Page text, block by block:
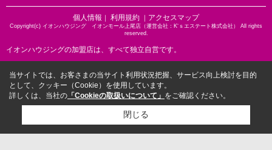
個人情報 ｜ 利用規約 ｜ アクセスマップ
Copyright(c) イオンハウジング イオンモール上尾店（運営会社：K‘ｓエステート株式会社） All rights
reserved.
イオンハウジングの加盟店は、すべて独立自営です。
当サイトでは、お客さまの当サイト利用状況把握、サービス向上検討を目的
として、クッキー（Cookie）を使用しています。
詳しくは、当社の 「Cookieの取扱いについて」 をご確認ください。
閉じる